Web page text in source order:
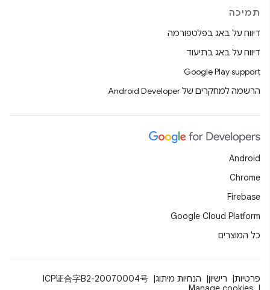
תמיכה
דיווח על באג בפלטפורמה
דיווח על באג בתיעוד
Google Play support
הרשמה למחקרים של Android Developer
Android
Chrome
Firebase
Google Cloud Platform
כל המוצרים
פרטיות רישיון הנחיות מיתוג
ICP证合字B2-20070004号